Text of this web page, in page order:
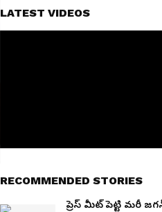
LATEST VIDEOS
RECOMMENDED STORIES
ప్రెస్ మీట్ పెట్టి మరీ